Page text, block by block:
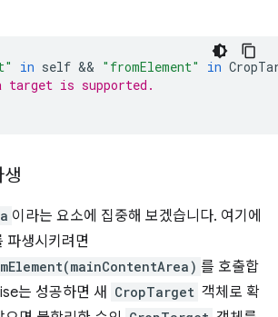
in self && "fromElement" in
target is supported.
이라는 요소에 집중해 보겠습니다. 여기에
파생시키려면
를 호출합
는 성공하면 새
CropTarget 객체로 확